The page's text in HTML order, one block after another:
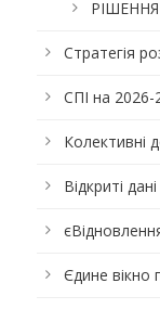
РІШЕННЯ
Стратегія
СПІ на
Колективні
Відкриті дані
Єдине вікно